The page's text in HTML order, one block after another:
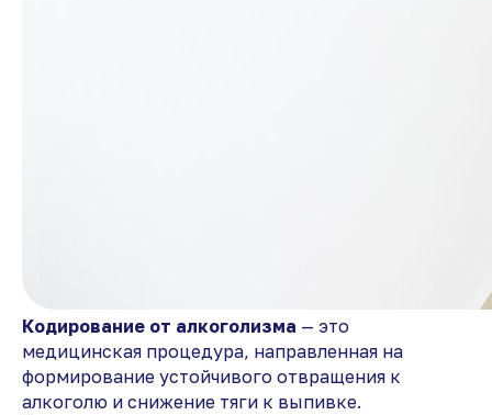
Кодирование от алкоголизма — это
медицинская процедура, направленная на
формирование устойчивого отвращения к
алкоголю и снижение тяги к выпивке.